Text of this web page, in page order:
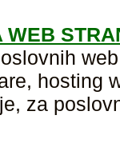
WEB
hosting
za